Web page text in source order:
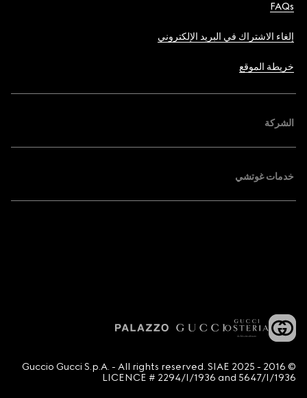
FAQs
إلغاء الاشتراك في البريد الإلكتروني
خريطة الموقع
الشركة
خدمات غوتشي
© 2016 - 2025 Guccio Gucci S.p.A. - All rights reserved. SIAE
LICENCE # 2294/I/1936 and 5647/I/1936